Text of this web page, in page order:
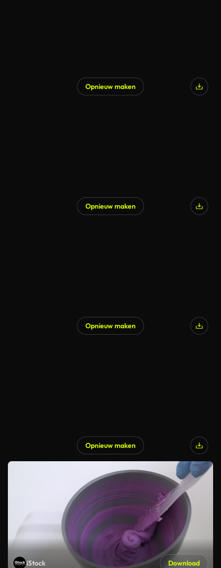
Opnieuw maken
Opnieuw maken
Opnieuw maken
Opnieuw maken
iStock Download